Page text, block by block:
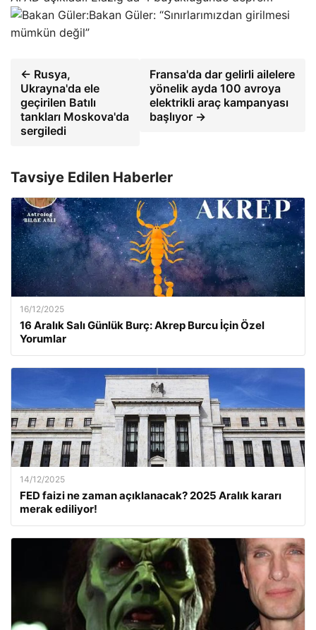
Bakan Güler: “Sınırlarımızdan girilmesi
mümkün değil”
← Rusya,
Ukrayna'da ele
geçirilen Batılı
tankları Moskova'da
sergiledi
Fransa'da dar gelirli ailelere
yönelik ayda 100 avroya
elektrikli araç kampanyası
başlıyor →
Tavsiye Edilen Haberler
16/12/2025
16 Aralık Salı Günlük Burç: Akrep Burcu İçin Özel
Yorumlar
14/12/2025
FED faizi ne zaman açıklanacak? 2025 Aralık kararı
merak ediliyor!